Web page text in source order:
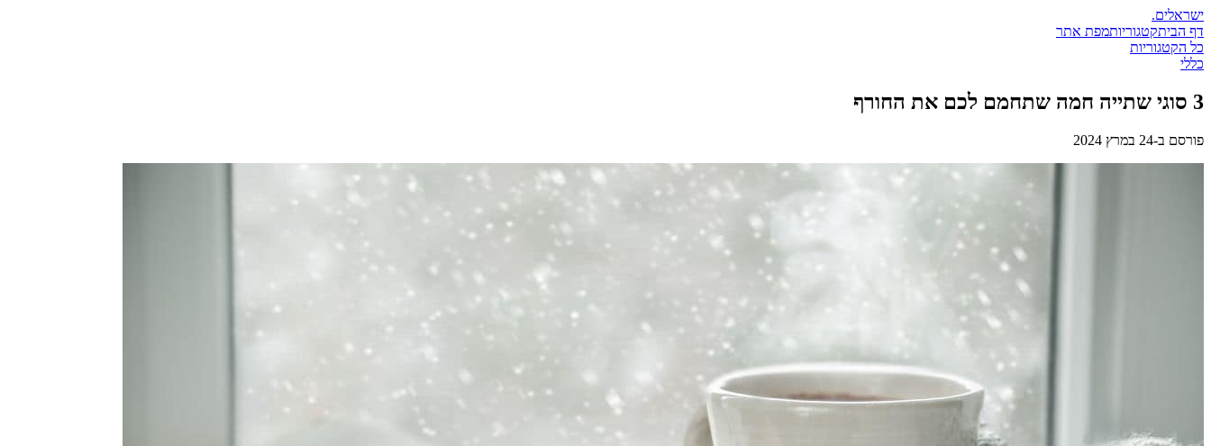
ישראלים.
דף הביתקטגוריותמפת אתר
כל הקטגוריות
כללי
3 סוגי שתייה חמה שתחמם לכם את החורף
פורסם ב-24 במרץ 2024